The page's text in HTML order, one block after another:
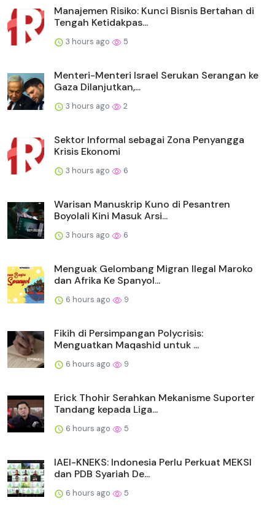
Manajemen Risiko: Kunci Bisnis Bertahan di
Tengah Ketidakpas...
3 hours ago 5
Menteri-Menteri Israel Serukan Serangan ke
Gaza Dilanjutkan,...
3 hours ago 2
Sektor Informal sebagai Zona Penyangga
Krisis Ekonomi
3 hours ago 6
Warisan Manuskrip Kuno di Pesantren
Boyolali Kini Masuk Arsi...
3 hours ago 6
Menguak Gelombang Migran Ilegal Maroko
dan Afrika Ke Spanyol...
6 hours ago 9
Fikih di Persimpangan Polycrisis:
Menguatkan Maqashid untuk ...
6 hours ago 9
Erick Thohir Serahkan Mekanisme Suporter
Tandang kepada Liga...
6 hours ago 5
IAEI-KNEKS: Indonesia Perlu Perkuat MEKSI
dan PDB Syariah De...
6 hours ago 5